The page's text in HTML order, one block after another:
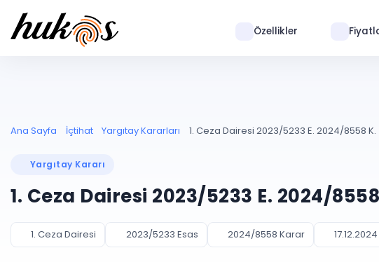
Özellikler
Ana Sayfa İçtihat Yargıtay Kararları 1. Ceza Dairesi 2023/5233 E. 2024/8558 K.
Yargıtay Kararı
1. Ceza Dairesi 2023/5233 E. 2024/
1. Ceza Dairesi 2023/5233 Esas 2024/8558 Karar 17.12.2024